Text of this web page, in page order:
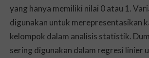
yang hanya memiliki nilai 0 atau 1.
digunakan untuk merepresentasikan
kelompok dalam analisis statistik.
sering digunakan dalam regresi linier